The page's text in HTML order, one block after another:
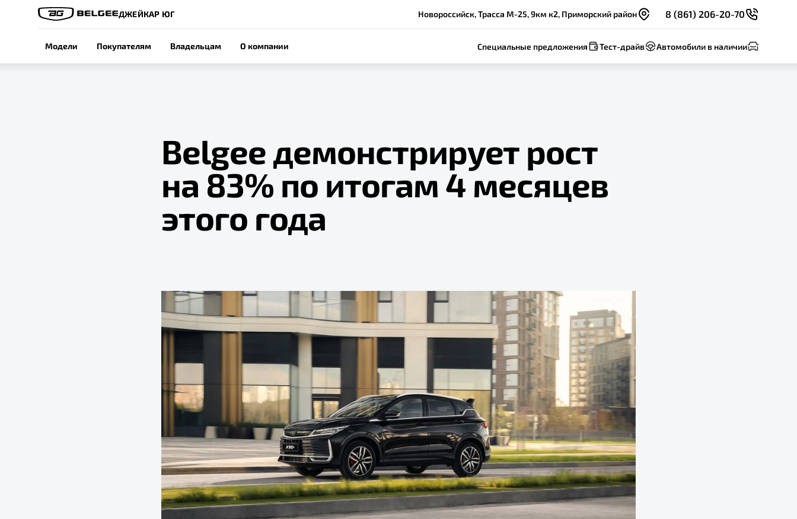
ДЖЕЙКАР ЮГ Новороссийск, Трасса М-25, 9км к2, Приморский район 8 (861) 206-20-70
Модели Покупателям Владельцам О компании Специальные предложения Тест-драйв Автомобили в наличии
Belgee демонстрирует рост
на 83% по итогам 4 месяцев
этого года